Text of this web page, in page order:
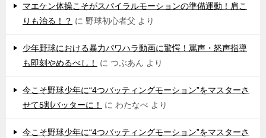
マエケン体操こそがスパイラルモーションの準備運動！肩こ
りも治る！？ に 野球初心者父 より
少年野球における暴力パワハラ動画に驚愕！罵声・怒声指導
も即刻やめるべし！
に つぶあん より
今こそ野球少年に“4つバッティングモーション”をマスターさ
せて5割バッターに！
に わたなべ より
今こそ野球少年に“4つバッティングモーション”をマスターさ